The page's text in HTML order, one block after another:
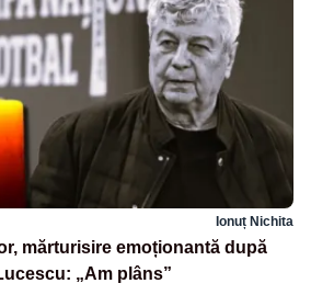
Ionuț Nichita
mărturisire emoționantă după
„Am plâns”